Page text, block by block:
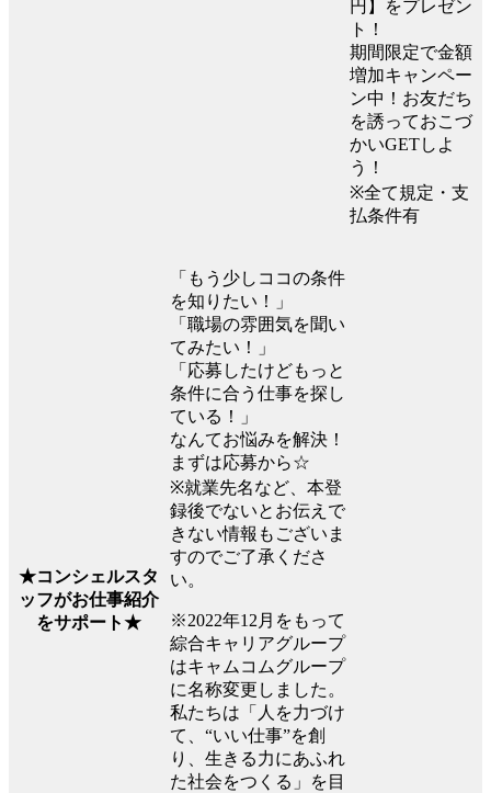
円】をプレゼン
ト！
期間限定で金額
増加キャンペー
ン中！お友だち
を誘っておこづ
かいGETしよ
う！
※全て規定・支
払条件有
★コンシェルスタ
ッフがお仕事紹介
をサポート★
「もう少しココの条件
を知りたい！」
「職場の雰囲気を聞い
てみたい！」
「応募したけどもっと
条件に合う仕事を探し
ている！」
なんてお悩みを解決！
まずは応募から☆
※就業先名など、本登
録後でないとお伝えで
きない情報もございま
すのでご了承くださ
い。
※2022年12月をもって
綜合キャリアグループ
はキャムコムグループ
に名称変更しました。
私たちは「人を力づけ
て、“いい仕事”を創
り、生きる力にあふれ
た社会をつくる」を目